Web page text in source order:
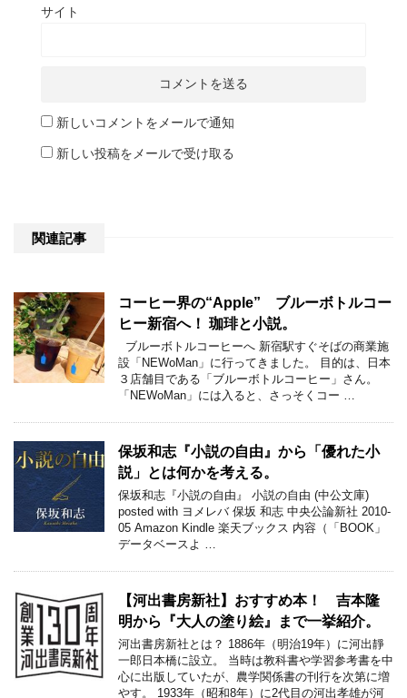
サイト
新しいコメントをメールで通知
新しい投稿をメールで受け取る
関連記事
コーヒー界の“Apple” ブルーボトルコー
ヒー新宿へ！ 珈琲と小説。
ブルーボトルコーヒーへ 新宿駅すぐそばの商業施
設「NEWoMan」に行ってきました。 目的は、日本
３店舗目である「ブルーボトルコーヒー」さん。
「NEWoMan」には入ると、さっそくコー …
保坂和志『小説の自由』から「優れた小
説」とは何かを考える。
保坂和志『小説の自由』 小説の自由 (中公文庫)
posted with ヨメレバ 保坂 和志 中央公論新社 2010-
05 Amazon Kindle 楽天ブックス 内容（「BOOK」
データベースよ …
【河出書房新社】おすすめ本！ 吉本隆
明から『大人の塗り絵』まで一挙紹介。
河出書房新社とは？ 1886年（明治19年）に河出靜
一郎日本橋に設立。 当時は教科書や学習参考書を中
心に出版していたが、農学関係書の刊行を次第に増
やす。 1933年（昭和8年）に2代目の河出孝雄が河